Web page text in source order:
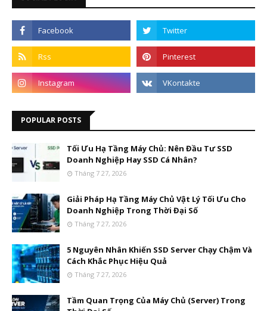
POPULAR POSTS
Tối Ưu Hạ Tầng Máy Chủ: Nên Đầu Tư SSD
Doanh Nghiệp Hay SSD Cá Nhân?
Tháng 7 27, 2026
Giải Pháp Hạ Tầng Máy Chủ Vật Lý Tối Ưu Cho
Doanh Nghiệp Trong Thời Đại Số
Tháng 7 27, 2026
5 Nguyên Nhân Khiến SSD Server Chạy Chậm Và
Cách Khắc Phục Hiệu Quả
Tháng 7 27, 2026
Tầm Quan Trọng Của Máy Chủ (Server) Trong